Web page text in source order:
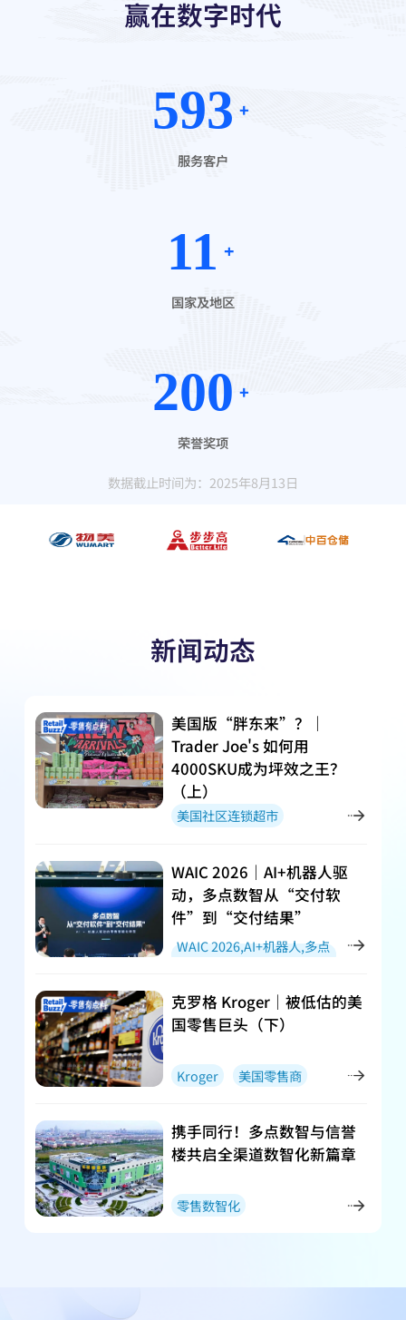
赢在数字时代
593
服务客户
11
国家及地区
200
荣誉奖项
数据截止时间为：2025年8月13日
新闻动态
美国版“胖东来”？｜
Trader Joe's 如何用
4000SKU成为坪效之王？
（上）
美国社区连锁超市
WAIC 2026｜AI+机器人驱
动，多点数智从“交付软
件”到“交付结果”
WAIC 2026,AI+机器人,多点
克罗格 Kroger｜被低估的美
国零售巨头（下）
Kroger
美国零售商
携手同行！多点数智与信誉
楼共启全渠道数智化新篇章
零售数智化